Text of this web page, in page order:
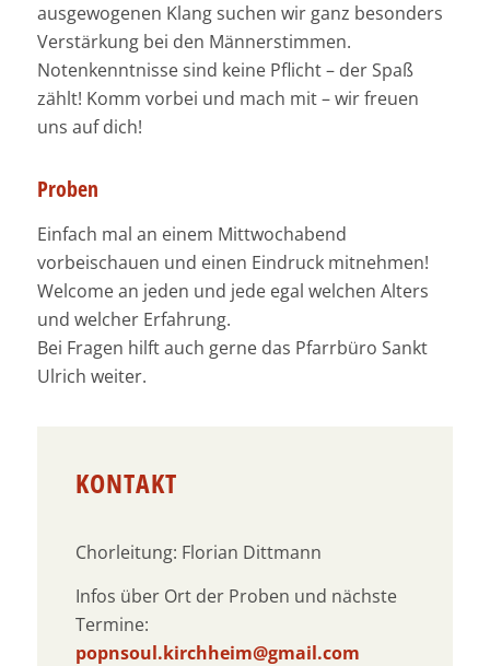
ausgewogenen Klang suchen wir ganz besonders
Verstärkung bei den Männerstimmen.
Notenkenntnisse sind keine Pflicht – der Spaß
zählt! Komm vorbei und mach mit – wir freuen
uns auf dich!
Proben
Einfach mal an einem Mittwochabend
vorbeischauen und einen Eindruck mitnehmen!
Welcome an jeden und jede egal welchen Alters
und welcher Erfahrung.
Bei Fragen hilft auch gerne das Pfarrbüro Sankt
Ulrich weiter.
KONTAKT
Chorleitung: Florian Dittmann
Infos über Ort der Proben und nächste
Termine:
popnsoul.kirchheim@gmail.com